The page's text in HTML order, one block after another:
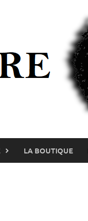
LA BOUTIQUE